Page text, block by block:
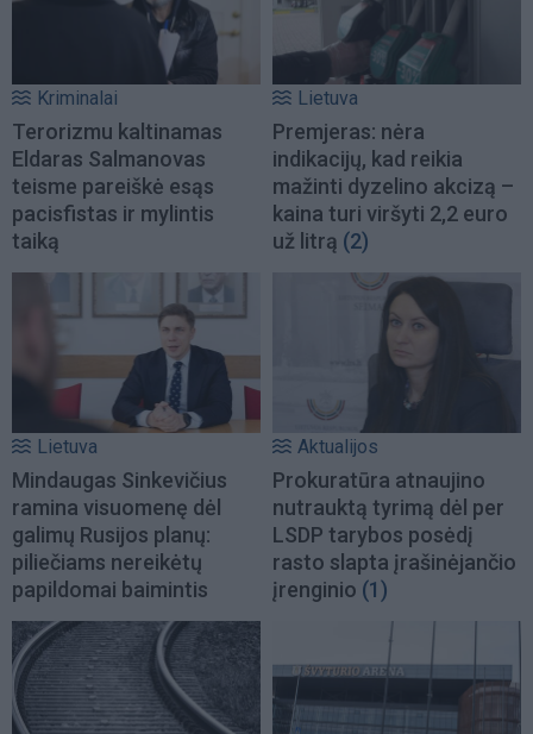
Kriminalai
Terorizmu kaltinamas
Eldaras Salmanovas
teisme pareiškė esąs
pacisfistas ir mylintis
taiką
Lietuva
Premjeras: nėra
indikacijų, kad reikia
mažinti dyzelino akcizą –
kaina turi viršyti 2,2 euro
už litrą (2)
Lietuva
Mindaugas Sinkevičius
ramina visuomenę dėl
galimų Rusijos planų:
piliečiams nereikėtų
papildomai baimintis
Aktualijos
Prokuratūra atnaujino
nutrauktą tyrimą dėl per
LSDP tarybos posėdį
rasto slapta įrašinėjančio
įrenginio (1)